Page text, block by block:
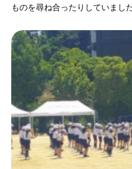
ものを尋ね合ったりしていまし